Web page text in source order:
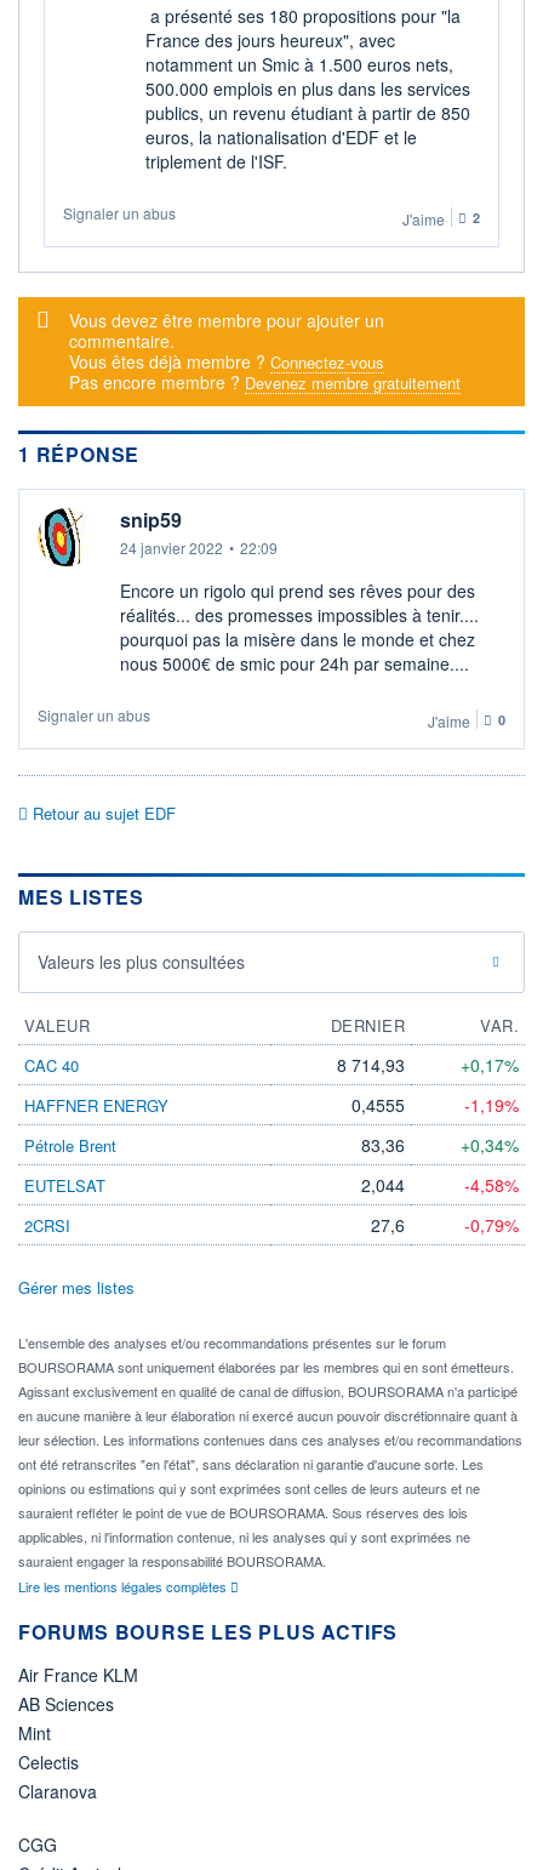
CAPITAL ÉCHANGÉ
0,00%
VALORISATION
50 034 MEUR
DERNIER ÉCHANGE
17.05.23 / 17:35:10
LIMITE À LA LIMITE À LA
HAUSSE
0,020
-
DIVIDENDE
0,00 EUR
DERNIER
PROCHAIN
DIVIDENDE
-
SRD
Non éligible
Boursobank
+ ALERTE
a présenté ses 180 propositions pour "la
France des jours heureux", avec
notamment un Smic à 1.500 euros nets,
500.000 emplois en plus dans les services
publics, un revenu étudiant à partir de 850
euros, la nationalisation d'EDF et le
triplement de l'ISF.
Signaler un abus J'aime 2
Message d'alerte
Vous devez être membre pour ajouter un
commentaire.
Vous êtes déjà membre ? Connectez-vous
Pas encore membre ? Devenez membre gratuitement
1 RÉPONSE
snip59
24 janvier 2022 • 22:09
Encore un rigolo qui prend ses rêves pour des
réalités... des promesses impossibles à tenir....
pourquoi pas la misère dans le monde et chez
nous 5000€ de smic pour 24h par semaine....
Signaler un abus J'aime 0
Retour au sujet EDF
MES LISTES
Valeurs les plus consultées
VALEUR DERNIER
VAR.
CAC 40
8 714,93 +0,17%
HAFFNER ENERGY 0,4555 -1,19%
Pétrole Brent 83,36 +0,34%
EUTELSAT 2,044 -4,58%
2CRSI 27,6 -0,79%
Gérer mes listes
L'ensemble des analyses et/ou recommandations présentes sur le forum
BOURSORAMA sont uniquement élaborées par les membres qui en sont émetteurs.
Agissant exclusivement en qualité de canal de diffusion, BOURSORAMA n'a participé
en aucune manière à leur élaboration ni exercé aucun pouvoir discrétionnaire quant à
leur sélection. Les informations contenues dans ces analyses et/ou recommandations
ont été retranscrites "en l'état", sans déclaration ni garantie d'aucune sorte. Les
opinions ou estimations qui y sont exprimées sont celles de leurs auteurs et ne
sauraient refléter le point de vue de BOURSORAMA. Sous réserves des lois
applicables, ni l'information contenue, ni les analyses qui y sont exprimées ne
sauraient engager la responsabilité BOURSORAMA.
Lire les mentions légales complètes
FORUMS BOURSE LES PLUS ACTIFS
Air France KLM
AB Sciences
Mint
Celectis
Claranova
CGG